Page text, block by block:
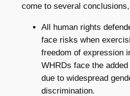
come to several
All human rights
face risks when
freedom of expression
WHRDs face the
due to widespread
discrimination.